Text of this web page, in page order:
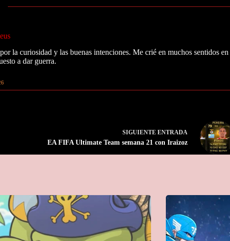
la curiosidad y las buenas intenciones. Me crié en muchos sentidos en
a dar guerra.
SIGUIENTEENTRADA
EA FIFA Ultimate Team semana 21 con Iraizoz